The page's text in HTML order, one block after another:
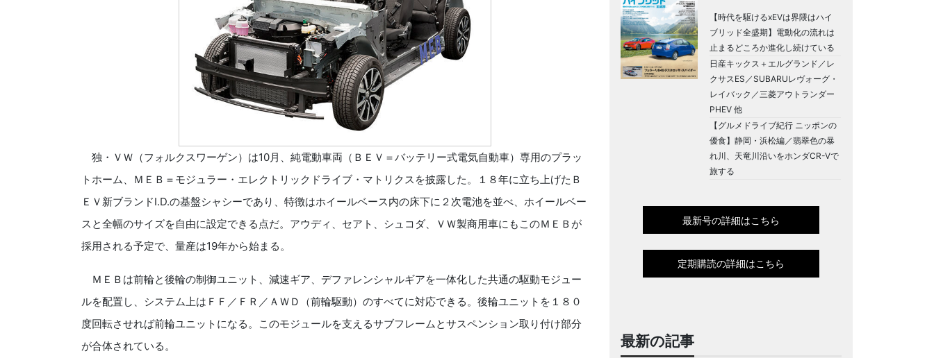
独・ＶＷ（フォルクスワーゲン）は10月、純電動車両（ＢＥＶ＝バッテリー式電気自動車）専用のプラッ
トホーム、ＭＥＢ＝モジュラー・エレクトリックドライブ・マトリクスを披露した。１８年に立ち上げたＢ
ＥＶ新ブランドI.‌D.の基盤シャシーであり、特徴はホイールベース内の床下に２次電池を並べ、ホイールベー
スと全幅のサイズを自由に設定できる点だ。アウディ、セアト、シュコダ、ＶＷ製商用車にもこのＭＥＢが
採用される予定で、量産は19年から始まる。
ＭＥＢは前輪と後輪の制御ユニット、減速ギア、デファレンシャルギアを一体化した共通の駆動モジュー
ルを配置し、システム上はＦＦ／ＦＲ／ＡＷＤ（前輪駆動）のすべてに対応できる。後輪ユニットを１８０
度回転させれば前輪ユニットになる。このモジュールを支えるサブフレームとサスペンション取り付け部分
が合体されている。
【時代を駆けるxEVは界隈はハイ
ブリッド全盛期】電動化の流れは
止まるどころか進化し続けている
日産キックス＋エルグランド／レ
クサスES／SUBARUレヴォーグ・
レイバック／三菱アウトランダー
PHEV 他
【グルメドライブ紀行 ニッポンの
優食】静岡・浜松編／翡翠色の暴
れ川、天竜川沿いをホンダCR-Vで
旅する
最新号の詳細はこちら
定期購読の詳細はこちら
最新の記事